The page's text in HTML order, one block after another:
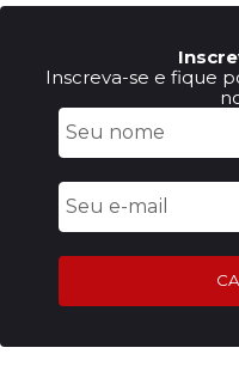
Inscreva-se e fique